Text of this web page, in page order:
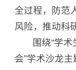
全过程，防范
风险，推动科
围绕“学
会”学术沙龙